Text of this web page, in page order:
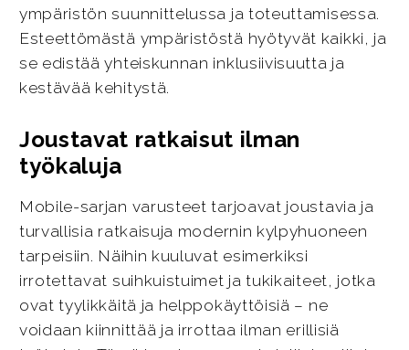
ympäristön suunnittelussa ja toteuttamisessa.
Esteettömästä ympäristöstä hyötyvät kaikki, ja
se edistää yhteiskunnan inklusiivisuutta ja
kestävää kehitystä.
Joustavat ratkaisut ilman
työkaluja
Mobile-sarjan varusteet tarjoavat joustavia ja
turvallisia ratkaisuja modernin kylpyhuoneen
tarpeisiin. Näihin kuuluvat esimerkiksi
irrotettavat suihkuistuimet ja tukikaiteet, jotka
ovat tyylikkäitä ja helppokäyttöisiä – ne
voidaan kiinnittää ja irrottaa ilman erillisiä